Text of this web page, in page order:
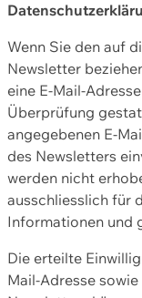
Wenn Sie den auf
Newsletter
eine E-Mail-
Überprüfung
angegebenen E-
des Newsletters
werden nicht
ausschliesslich für
Informationen und
Die erteilte
Mail-Adresse